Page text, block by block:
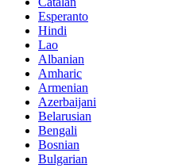
Esperanto
Hindi
Lao
Albanian
Amharic
Armenian
Azerbaijani
Belarusian
Bengali
Bosnian
Bulgarian